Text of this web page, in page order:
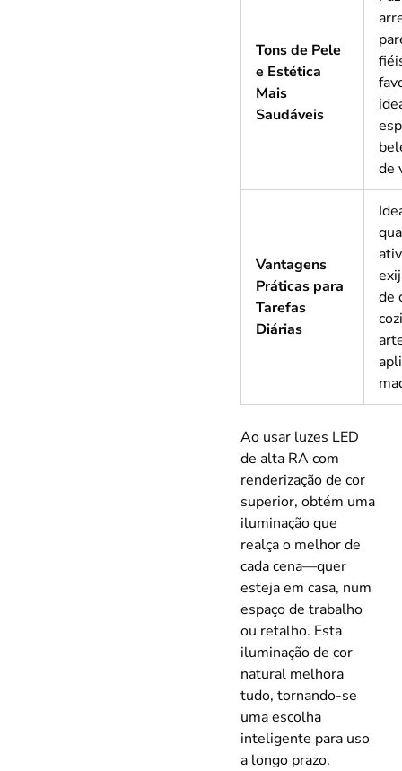
Tons de Pele
e Estética
Mais
Saudáveis
de
Vantagens
Práticas para
Tarefas
Diárias
de
Ao usar luzes LED
de alta RA com
renderização de cor
superior, obtém uma
iluminação que
realça o melhor de
cada cena—quer
esteja em casa, num
espaço de trabalho
ou retalho. Esta
iluminação de cor
natural melhora
tudo, tornando-se
uma escolha
inteligente para uso
a longo prazo.